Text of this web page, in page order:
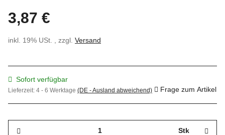
3,87 €
inkl. 19% USt. , zzgl. Versand
Sofort verfügbar
Lieferzeit: 4 - 6 Werktage (DE - Ausland abweichend) Frage zum Artikel
Stk